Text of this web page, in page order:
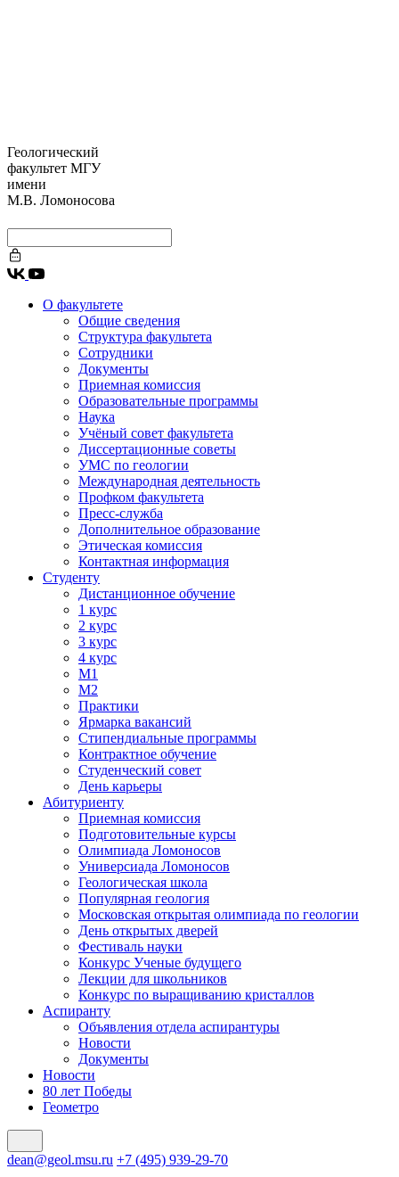
Геологический
факультет МГУ
имени
М.В. Ломоносова
О факультете
Общие сведения
Структура факультета
Сотрудники
Документы
Приемная комиссия
Образовательные программы
Наука
Учёный совет факультета
Диссертационные советы
УМС по геологии
Международная деятельность
Профком факультета
Пресс-служба
Дополнительное образование
Этическая комиссия
Контактная информация
Студенту
Дистанционное обучение
1 курс
2 курс
3 курс
4 курс
М1
М2
Практики
Ярмарка вакансий
Стипендиальные программы
Контрактное обучение
Студенческий совет
День карьеры
Абитуриенту
Приемная комиссия
Подготовительные курсы
Олимпиада Ломоносов
Универсиада Ломоносов
Геологическая школа
Популярная геология
Московская открытая олимпиада по геологии
День открытых дверей
Фестиваль науки
Конкурс Ученые будущего
Лекции для школьников
Конкурс по выращиванию кристаллов
Аспиранту
Объявления отдела аспирантуры
Новости
Документы
Новости
80 лет Победы
Геометро
dean@geol.msu.ru +7 (495) 939-29-70